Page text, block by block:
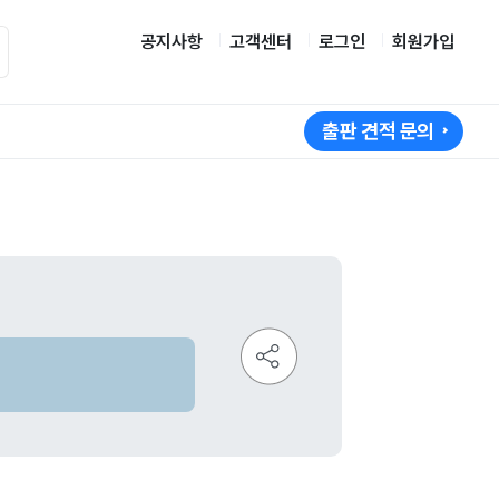
공지사항 고객센터 로그인 회원가입
출판 견적 문의